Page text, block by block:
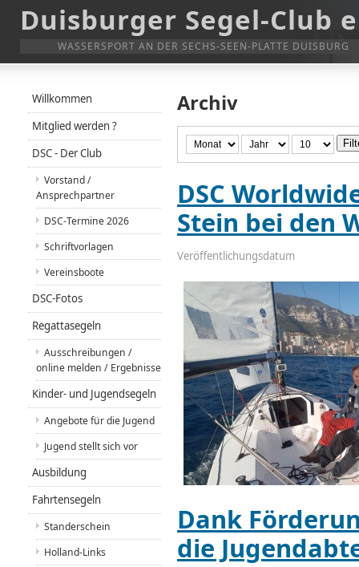
Duisburger Segel-Club
WASSERSPORT AN DER SECHS-SEEN-PLATTE DUISBURG
Archiv
DSC
Stein bei den
Veröffentlichungsdatum
Dank
die
Willkommen
Mitglied werden ?
DSC - Der Club
Vorstand /
Ansprechpartner
DSC-Termine 2026
Schriftvorlagen
Vereinsboote
DSC-Fotos
Regattasegeln
Ausschreibungen /
online melden / Ergebnisse
Kinder- und Jugendsegeln
Angebote für die Jugend
Jugend stellt sich vor
Ausbildung
Fahrtensegeln
Standerschein
Holland-Links